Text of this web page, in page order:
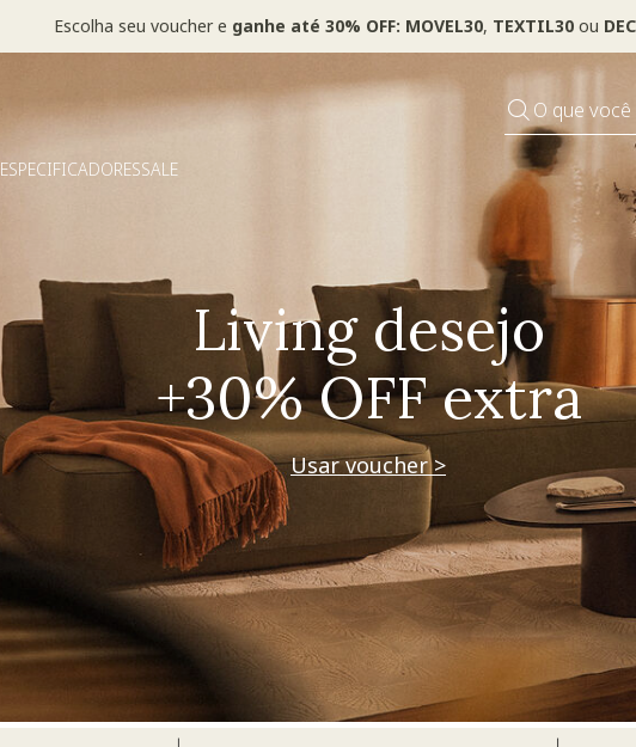
Escolha seu voucher e ganhe até 30% OFF: MOVEL30, TEXTIL30 ou
O que
ESPECIFICADORESSALE
Pequenos rituais
Grandes mudanças
Usar voucher >